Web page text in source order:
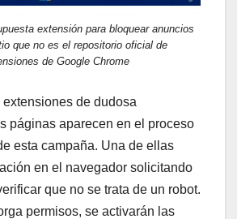
extensión para bloquear anuncios
que no es el repositorio oficial de
de Google Chrome
de dudosa
páginas aparecen en el proceso
esta campaña. Una de ellas
en el navegador solicitando
que no se trata de un robot.
permisos, se activarán las